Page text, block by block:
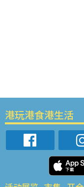
港玩港食港生活